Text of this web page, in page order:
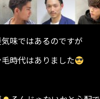
味ではあるのですが
時代はありました